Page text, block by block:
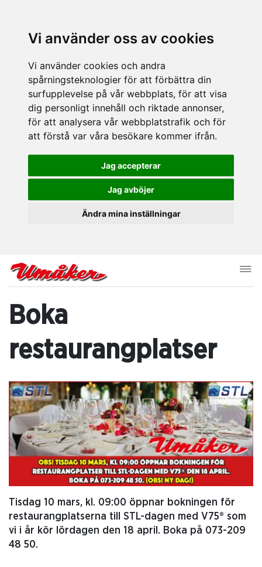
Vi använder oss av cookies
Vi använder cookies och andra
spårningsteknologier för att förbättra din
surfupplevelse på vår webbplats, för att visa
dig personligt innehåll och riktade annonser,
för att analysera vår webbplatstrafik och för
att förstå var våra besökare kommer ifrån.
Jag accepterar
Jag avböjer
Ändra mina inställningar
Boka
restaurangplatser
Tisdag 10 mars, kl. 09:00 öppnar bokningen för
restaurangplatserna till STL-dagen med V75® som
vi i år kör lördagen den 18 april. Boka på 073-209
48 50.